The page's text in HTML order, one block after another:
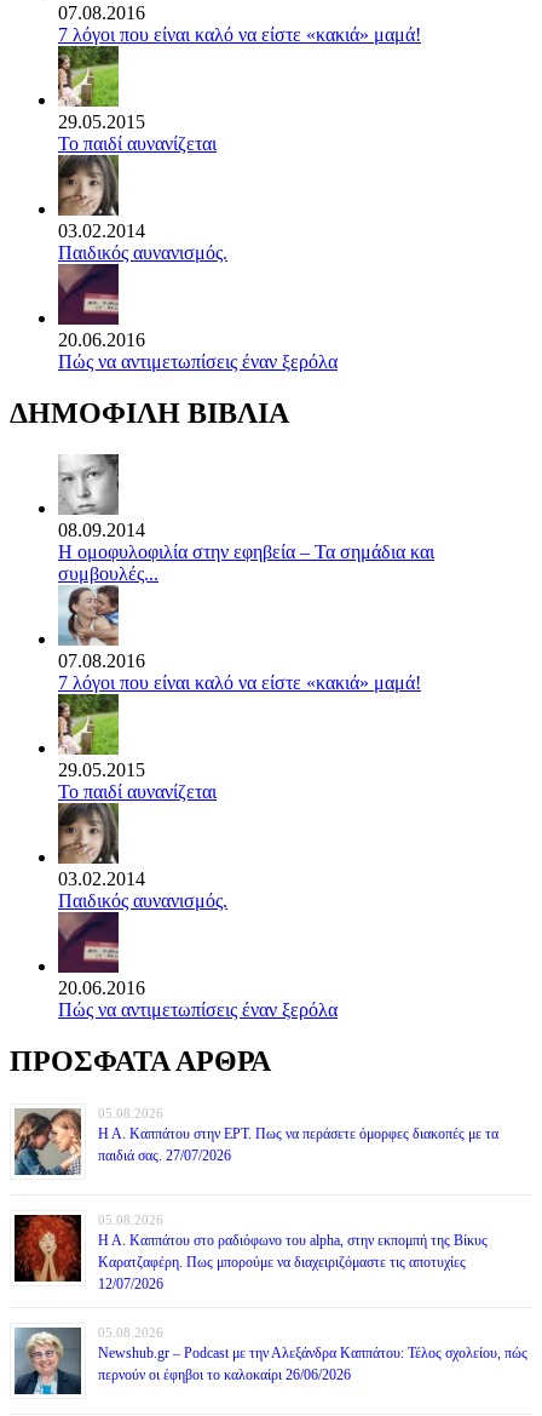
07.08.2016
7 λόγοι που είναι καλό να είστε «κακιά» μαμά!
29.05.2015
Το παιδί αυνανίζεται
03.02.2014
Παιδικός αυνανισμός.
20.06.2016
Πώς να αντιμετωπίσεις έναν ξερόλα
ΔΗΜΟΦΙΛΗ ΒΙΒΛΙΑ
08.09.2014
Η ομοφυλοφιλία στην εφηβεία – Τα σημάδια και
συμβουλές...
07.08.2016
7 λόγοι που είναι καλό να είστε «κακιά» μαμά!
29.05.2015
Το παιδί αυνανίζεται
03.02.2014
Παιδικός αυνανισμός.
20.06.2016
Πώς να αντιμετωπίσεις έναν ξερόλα
ΠΡΟΣΦΑΤΑ ΑΡΘΡΑ
05.08.2026
Η Α. Καππάτου στην ΕΡΤ. Πως να περάσετε όμορφες διακοπές με τα
παιδιά σας. 27/07/2026
05.08.2026
Η Α. Καππάτου στο ραδιόφωνο του alpha, στην εκπομπή της Βίκυς
Καρατζαφέρη. Πως μπορούμε να διαχειριζόμαστε τις αποτυχίες
12/07/2026
05.08.2026
Newshub.gr – Podcast με την Αλεξάνδρα Καππάτου: Τέλος σχολείου, πώς
περνούν οι έφηβοι το καλοκαίρι 26/06/2026